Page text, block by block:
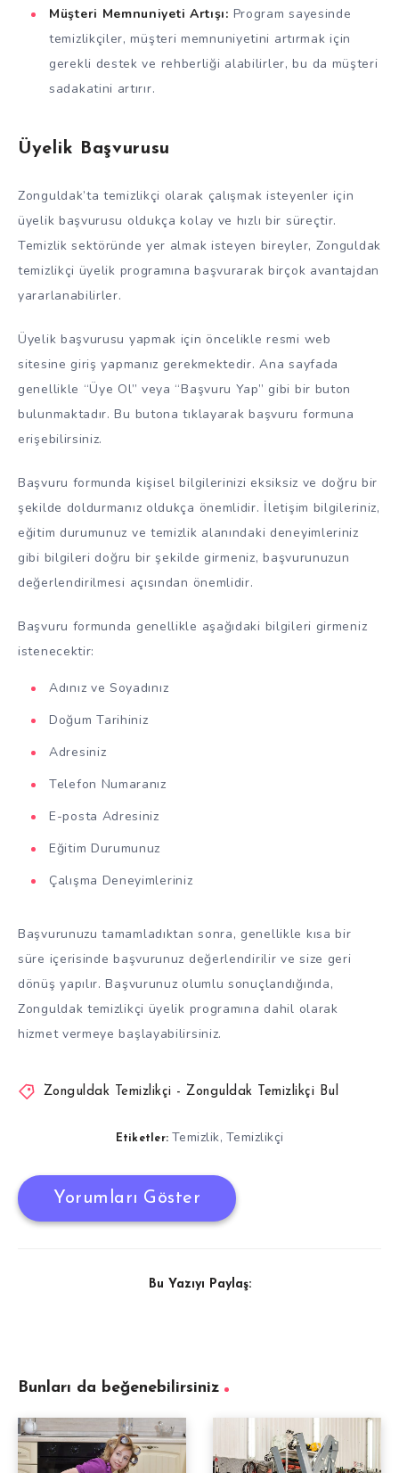
Müşteri Memnuniyeti Artışı: Program sayesinde
temizlikçiler, müşteri memnuniyetini artırmak için
gerekli destek ve rehberliği alabilirler, bu da müşteri
sadakatini artırır.
Üyelik Başvurusu
Zonguldak’ta temizlikçi olarak çalışmak isteyenler için
üyelik başvurusu oldukça kolay ve hızlı bir süreçtir.
Temizlik sektöründe yer almak isteyen bireyler, Zonguldak
temizlikçi üyelik programına başvurarak birçok avantajdan
yararlanabilirler.
Üyelik başvurusu yapmak için öncelikle resmi web
sitesine giriş yapmanız gerekmektedir. Ana sayfada
genellikle “Üye Ol” veya “Başvuru Yap” gibi bir buton
bulunmaktadır. Bu butona tıklayarak başvuru formuna
erişebilirsiniz.
Başvuru formunda kişisel bilgilerinizi eksiksiz ve doğru bir
şekilde doldurmanız oldukça önemlidir. İletişim bilgileriniz,
eğitim durumunuz ve temizlik alanındaki deneyimleriniz
gibi bilgileri doğru bir şekilde girmeniz, başvurunuzun
değerlendirilmesi açısından önemlidir.
Başvuru formunda genellikle aşağıdaki bilgileri girmeniz
istenecektir:
Adınız ve Soyadınız
Doğum Tarihiniz
Adresiniz
Telefon Numaranız
E-posta Adresiniz
Eğitim Durumunuz
Çalışma Deneyimleriniz
Başvurunuzu tamamladıktan sonra, genellikle kısa bir
süre içerisinde başvurunuz değerlendirilir ve size geri
dönüş yapılır. Başvurunuz olumlu sonuçlandığında,
Zonguldak temizlikçi üyelik programına dahil olarak
hizmet vermeye başlayabilirsiniz.
Zonguldak Temizlikçi - Zonguldak Temizlikçi Bul
Etiketler: Temizlik, Temizlikçi
Yorumları Göster
Bu Yazıyı Paylaş:
Bunları da beğenebilirsiniz